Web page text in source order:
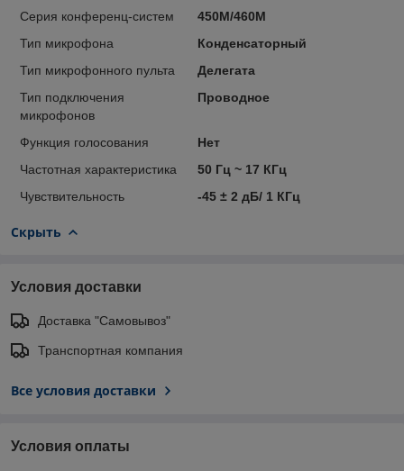
Серия конференц-систем
450M/460M
Тип микрофона
Конденсаторный
Тип микрофонного пульта
Делегата
Тип подключения
микрофонов
Проводное
Функция голосования
Нет
Частотная характеристика
50 Гц ~ 17 КГц
Чувствительность
-45 ± 2 дБ/ 1 КГц
Скрыть
Условия доставки
Доставка "Самовывоз"
Транспортная компания
Все условия доставки
Условия оплаты